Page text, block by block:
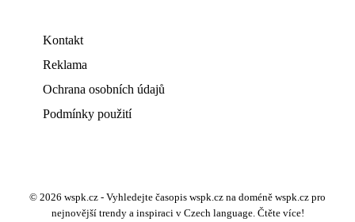
Kontakt
Reklama
Ochrana osobních údajů
Podmínky použití
© 2026 wspk.cz - Vyhledejte časopis wspk.cz na doméně wspk.cz pro
nejnovější trendy a inspiraci v Czech language. Čtěte více!